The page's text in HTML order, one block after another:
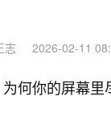
志 2026-02-11
为何你的屏幕